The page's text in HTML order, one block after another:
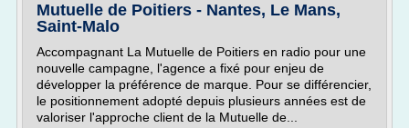
Mutuelle de Poitiers - Nantes, Le Mans,
Saint-Malo
Accompagnant La Mutuelle de Poitiers en radio pour une
nouvelle campagne, l'agence a fixé pour enjeu de
développer la préférence de marque. Pour se différencier,
le positionnement adopté depuis plusieurs années est de
valoriser l'approche client de la Mutuelle de...